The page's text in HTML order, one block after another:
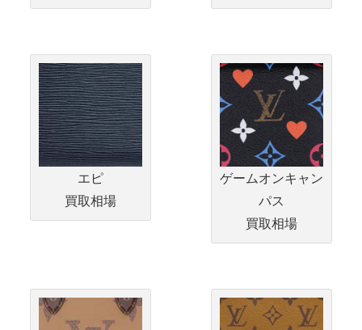
エピ
買取相場
ゲームオンキャン
パス
買取相場